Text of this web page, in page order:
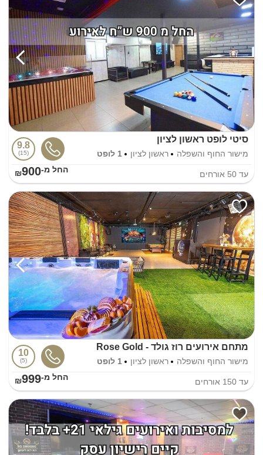
סיטי לופט ראשון לציון
מישור החוף והשפלה ראשון לציון 1 לופט
9.8
15
עד 50 אורחים החל מ-₪900
מתחם אירועים רוז גולד - Rose Gold
מישור החוף והשפלה ראשון לציון 1 לופט
10
5
עד 150 אורחים החל מ-₪999